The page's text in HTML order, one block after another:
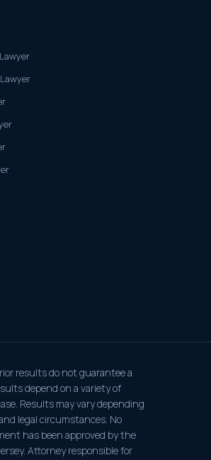
results do not guarantee a
depend on a variety of
Results may vary depending
legal circumstances. No
has been approved by the
Attorney responsible for